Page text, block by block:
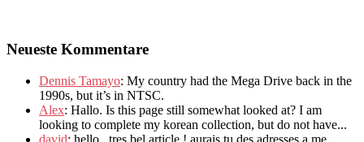
Neueste Kommentare
Dennis Tamayo: My country had the Mega Drive back in the
1990s, but it’s in NTSC.
Alex: Hallo. Is this page still somewhat looked at? I am
looking to complete my korean collection, but do not have...
david: hello , tres bel article ! aurais tu des adresses a me